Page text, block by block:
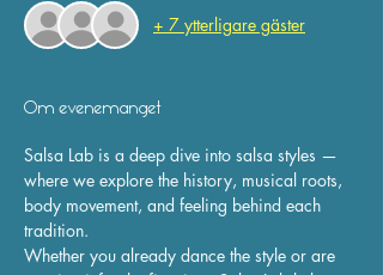
+ 7 ytterligare gäster
Om evenemanget
Salsa Lab is a deep dive into salsa styles —
where we explore the history, musical roots,
body movement, and feeling behind each
tradition.
Whether you already dance the style or are